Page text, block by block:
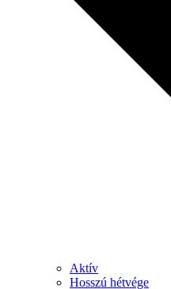
Aktív
Hosszú hétvége